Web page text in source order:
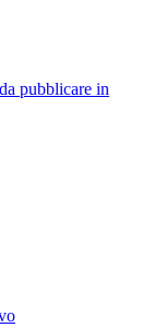
pubblicare in